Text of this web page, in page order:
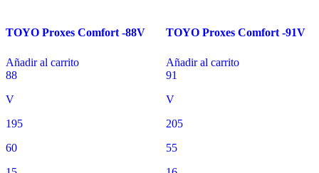
TOYO Proxes Comfort -88V
Añadir al carrito
88
V
195
60
TOYO Proxes Comfort -91V
Añadir al carrito
91
V
205
55